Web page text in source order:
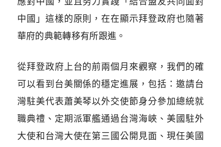
中國」這樣的原則，在在顯示拜登政府也隨著
華府的典範轉移有所跟進。
從拜登政府上台的前兩個月來觀察，我們的確
可以看到台美關係的穩定進展，包括：邀請台
灣駐美代表蕭美琴以外交使節身分參加總統就
職典禮、定期派軍艦通過台灣海峽、美國駐外
大使和台灣大使在第三國公開見面、現任美國